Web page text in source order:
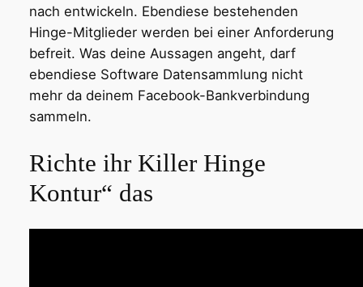
nach entwickeln. Ebendiese bestehenden
Hinge-Mitglieder werden bei einer Anforderung
befreit. Was deine Aussagen angeht, darf
ebendiese Software Datensammlung nicht
mehr da deinem Facebook-Bankverbindung
sammeln.
Richte ihr Killer Hinge
Kontur“ das